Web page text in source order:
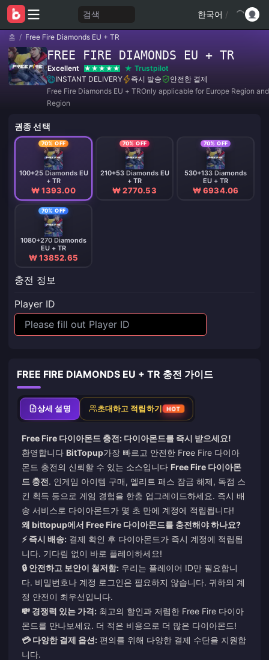
검색 한국어 /
홈 / Free Fire Diamonds EU + TR
FREE FIRE DIAMONDS EU + TR
Excellent
Trustpilot
INSTANT DELIVERY
즉시 발송
안전한 결제
Free Fire Diamonds EU + TROnly applicable for Europe Region
Region
권종 선택
70% OFF
100+25 Diamonds EU
+ TR
₩ 1393.00
70% OFF
210+53 Diamonds EU
+ TR
₩ 2770.53
70% OFF
530+133 Diamonds
EU + TR
₩ 6934.06
70% OFF
1080+270 Diamonds
EU + TR
₩ 13852.65
충전 정보
Player ID
FREE FIRE DIAMONDS EU + TR 충전 가이드
상세 설명 초대하고 적립하기 HOT
Free Fire 다이아몬드 충전: 다이아몬드를 즉시 받으세요!
환영합니다 BitTopup가장 빠르고 안전한 Free Fire 다이아
몬드 충전의 신뢰할 수 있는 소스입니다 Free Fire 다이아몬
드 충전. 인게임 아이템 구매, 엘리트 패스 잠금 해제, 독점 스
킨 획득 등으로 게임 경험을 한층 업그레이드하세요. 즉시 배
송 서비스로 다이아몬드가 몇 초 만에 계정에 적립됩니다!
왜 bittopup에서 Free Fire 다이아몬드를 충전해야 하나요?
⚡ 즉시 배송: 결제 확인 후 다이아몬드가 즉시 계정에 적립됩
니다. 기다림 없이 바로 플레이하세요!
🔒 안전하고 보안이 철저함: 우리는 플레이어 ID만 필요합니
다. 비밀번호나 계정 로그인은 필요하지 않습니다. 귀하의 계
정 안전이 최우선입니다.
💸 경쟁력 있는 가격: 최고의 할인과 저렴한 Free Fire 다이아
몬드를 만나보세요. 더 적은 비용으로 더 많은 다이아몬드!
💳 다양한 결제 옵션: 편의를 위해 다양한 결제 수단을 지원합
니다.